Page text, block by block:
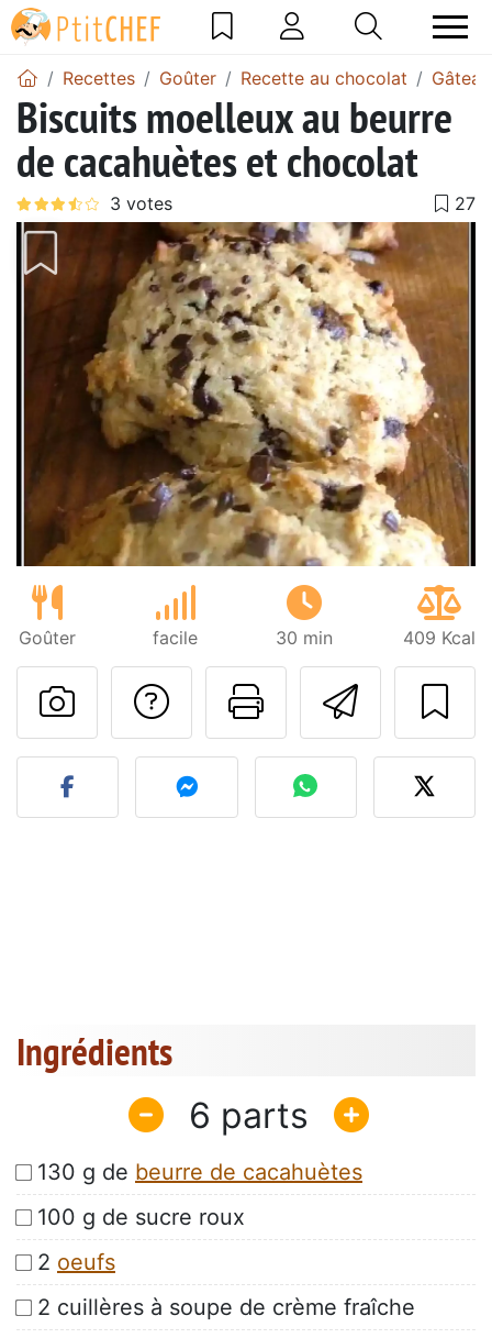
Recettes Goûter Recette au chocolat
Biscuits moelleux au beurre
de cacahuètes et chocolat
Goûter facile 30 min 409 Kcal
Imprimer
Poser une
Publier votre photo de
Ingrédients
6
130 g de beurre de cacahuètes
100 g de sucre roux
2 oeufs
2 cuillères à soupe de crème fraîche